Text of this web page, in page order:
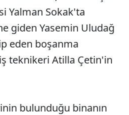
Yalman Sokak'ta
giden Yasemin Uludağ
eden boşanma
teknikeri Atilla Çetin'in
bulunduğu binanın